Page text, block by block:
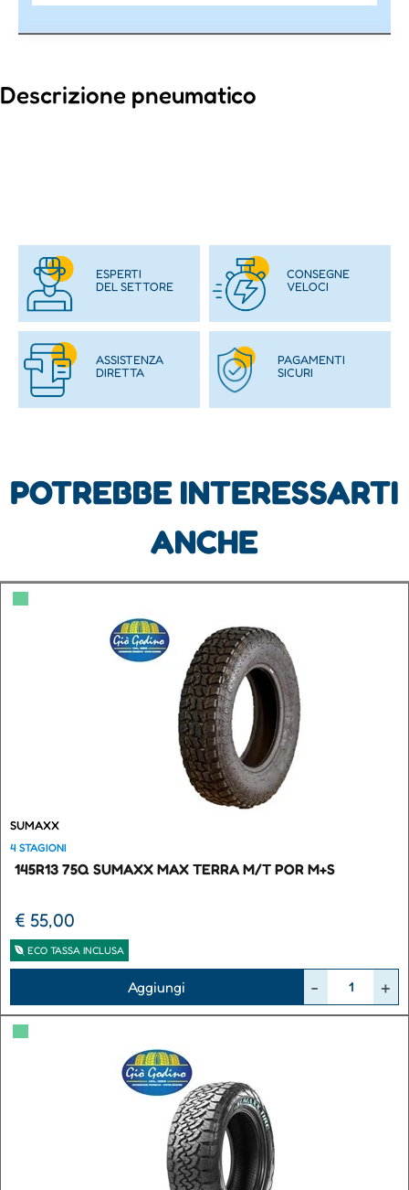
Descrizione pneumatico
ESPERTI
DEL SETTORE
CONSEGNE
VELOCI
ASSISTENZA
DIRETTA
PAGAMENTI
SICURI
POTREBBE INTERESSARTI
ANCHE
▀
SUMAXX
4 STAGIONI
145R13 75Q SUMAXX MAX TERRA M/T POR M+S
€ 55,00
ECO TASSA INCLUSA
Aggiungi
▀